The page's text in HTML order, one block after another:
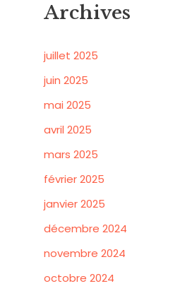
Archives
juillet 2025
juin 2025
mai 2025
avril 2025
mars 2025
février 2025
janvier 2025
décembre 2024
novembre 2024
octobre 2024